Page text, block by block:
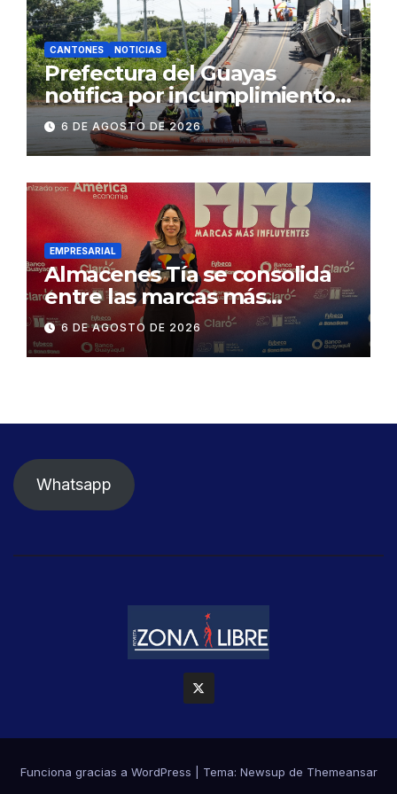
CANTONES NOTICIAS
Prefectura del Guayas
notifica por incumplimiento
contractual a la
Concesionaria CONORTE y
exige celeridad en
desmontaje del puente
Gonzalo Icaza Cornejo, en
Daule
6 DE AGOSTO DE 2026
EMPRESARIAL
Almacenes Tía se consolida
entre las marcas más
influyentes del Ecuador
6 DE AGOSTO DE 2026
Whatsapp
Funciona gracias a WordPress Tema: Newsup de Themeansar